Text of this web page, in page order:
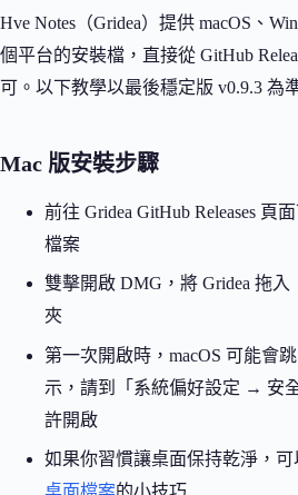
Hve Notes（Gridea）提供 macOS、
個平台的安裝檔，直接從 GitHub
可。以下教學以最後穩定版 v0.9.3 為
Mac 版安裝步驟
前往 Gridea GitHub Releases 頁
檔案
雙擊開啟 DMG，將 Gridea 拖
夾
第一次開啟時，macOS 可能會跳
示，請到「系統偏好設定 → 安
許開啟
如果你習慣讓桌面保持乾淨，可
桌面檔案的小技巧